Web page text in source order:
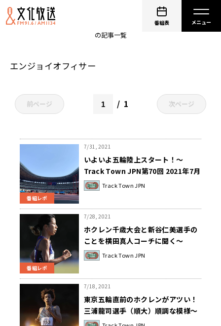
番組表
の記事一覧
エンジョイオフィサー
前ページ 1 次ページ
番組レポ
7/31, 2021
いよいよ五輪陸上スタート！～
Track Town JPN第70回 2021年7月
30日 Track Town JPN
番組レポ
7/28, 2021
ホクレン千歳大会と新谷仁美選手の
ことを横田真人コーチに聞く～
Track Town JPN第69回2021年7月
23日
Track Town JPN
7/18, 2021
東京五輪直前のホクレンがアツい！
三浦龍司選手（順大）順調な模様～
Track Town JPN 第68回 2021年7